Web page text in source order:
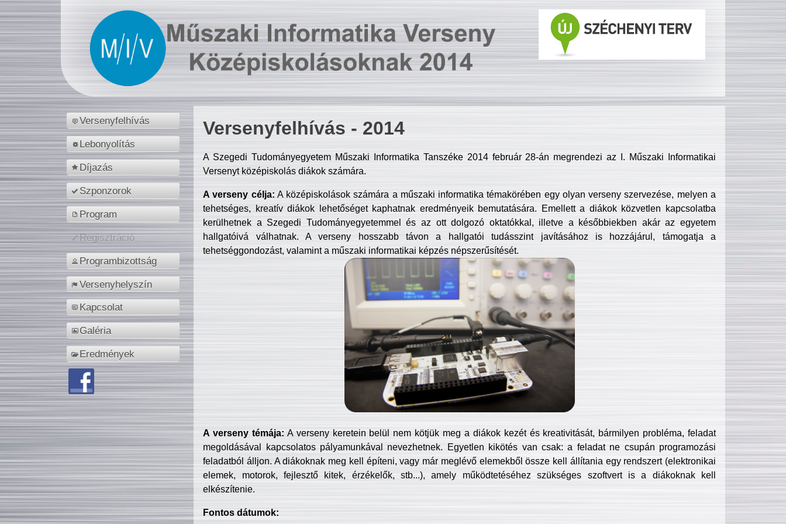
Versenyfelhívás
Lebonyolítás
Díjazás
Szponzorok
Program
Regisztráció
Programbizottság
Versenyhelyszín
Kapcsolat
Galéria
Eredmények
Versenyfelhívás - 2014
A Szegedi Tudományegyetem Műszaki Informatika Tanszéke 2014 február 28-án megrendezi az I. Műszaki Informatikai
Versenyt középiskolás diákok számára.
A verseny célja: A középiskolások számára a műszaki informatika témakörében egy olyan verseny szervezése, melyen a
tehetséges, kreatív diákok lehetőséget kaphatnak eredményeik bemutatására. Emellett a diákok közvetlen kapcsolatba
kerülhetnek a Szegedi Tudományegyetemmel és az ott dolgozó oktatókkal, illetve a későbbiekben akár az egyetem
hallgatóivá válhatnak. A verseny hosszabb távon a hallgatói tudásszint javításához is hozzájárul, támogatja a
tehetséggondozást, valamint a műszaki informatikai képzés népszerűsítését.
A verseny témája: A verseny keretein belül nem kötjük meg a diákok kezét és kreativitását, bármilyen probléma, feladat
megoldásával kapcsolatos pályamunkával nevezhetnek. Egyetlen kikötés van csak: a feladat ne csupán programozási
feladatból álljon. A diákoknak meg kell építeni, vagy már meglévő elemekből össze kell állítania egy rendszert (elektronikai
elemek, motorok, fejlesztő kitek, érzékelők, stb...), amely működtetéséhez szükséges szoftvert is a diákoknak kell
elkészítenie.
Fontos dátumok: